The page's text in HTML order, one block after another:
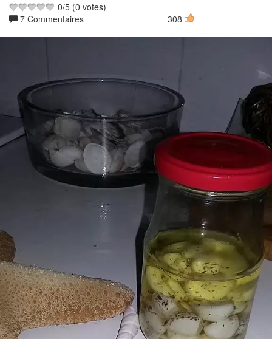
0/5 (0 votes)
7 Commentaires
308